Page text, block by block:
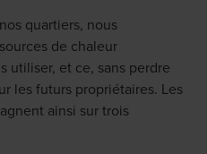
quartiers, nous
de chaleur
utiliser, et ce, sans perdre
les futurs propriétaires. Les
ainsi sur trois